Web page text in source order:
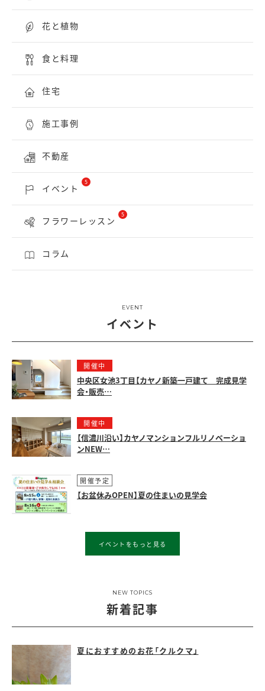
花と植物
食と料理
住宅
施工事例
不動産
イベント
5
フラワーレッスン
5
コラム
EVENT
イベント
開催中
中央区女池3丁目【カヤノ新築一戸建て 完成見学
会・販売…
開催中
【信濃川沿い】カヤノマンションフルリノベーショ
ンNEW…
開催予定
【お盆休みOPEN】夏の住まいの見学会
イベントをもっと見る
NEW TOPICS
新着記事
夏におすすめのお花「クルクマ」